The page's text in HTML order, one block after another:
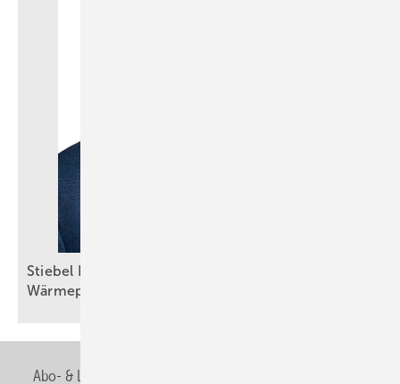
Stiebel Eltron: Selbstbewusster Auftritt trotz
Wärmepumpenkrise
Abo- & Leserservice